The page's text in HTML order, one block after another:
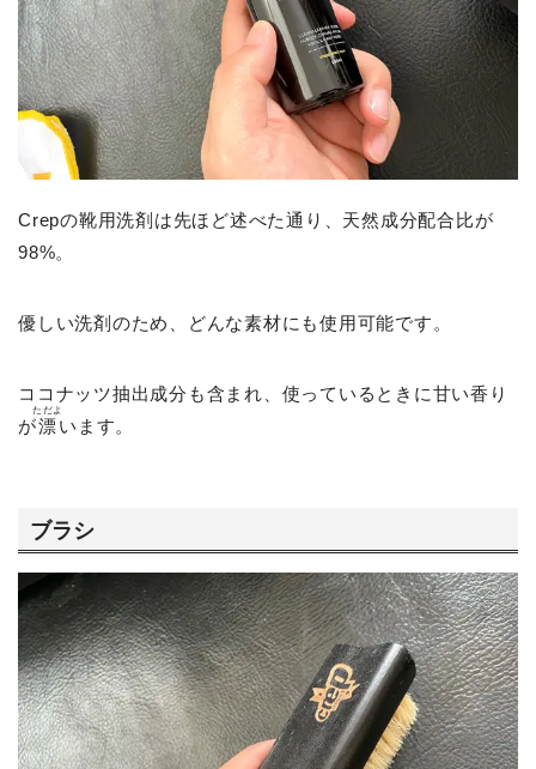
Crepの靴用洗剤は先ほど述べた通り、天然成分配合比が
98%。
優しい洗剤のため、どんな素材にも使用可能です。
ココナッツ抽出成分も含まれ、使っているときに甘い香り
が漂
ただよ
います。
ブラシ